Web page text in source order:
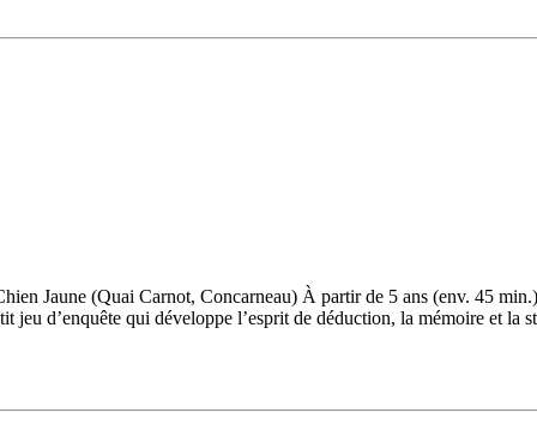
Jaune (Quai Carnot, Concarneau) À partir de 5 ans (env. 45
jeu d’enquête qui développe l’esprit de déduction, la mémoire et